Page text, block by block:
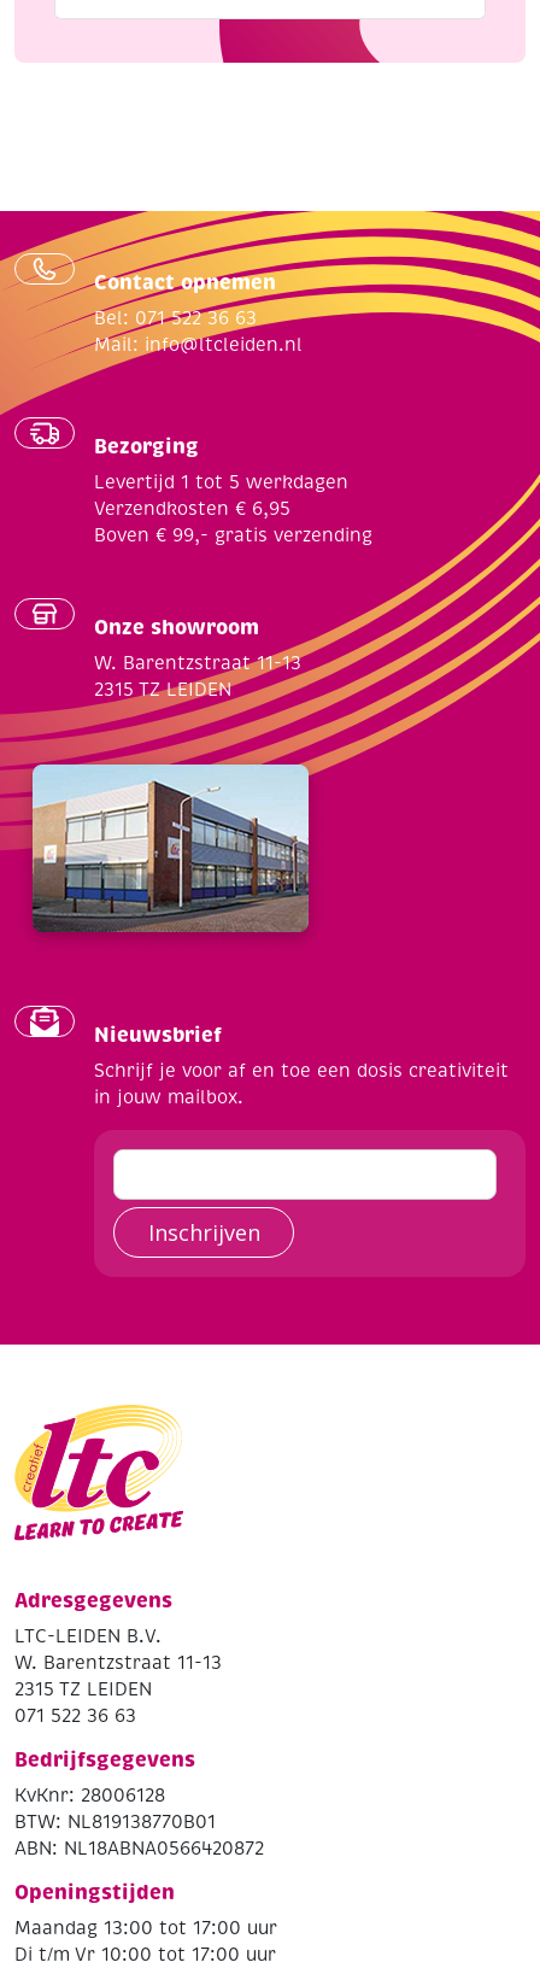
Contact opnemen
Bel: 071 522 36 63
Mail: info@ltcleiden.nl
Bezorging
Levertijd 1 tot 5 werkdagen
Verzendkosten € 6,95
Boven € 99,- gratis verzending
Onze showroom
W. Barentzstraat 11-13
2315 TZ LEIDEN
Nieuwsbrief
Schrijf je voor af en toe een dosis creativiteit
in jouw mailbox.
Inschrijven
Adresgegevens
LTC-LEIDEN B.V.
W. Barentzstraat 11-13
2315 TZ LEIDEN
071 522 36 63
Bedrijfsgegevens
KvKnr: 28006128
BTW: NL819138770B01
ABN: NL18ABNA0566420872
Openingstijden
Maandag 13:00 tot 17:00 uur
Di t/m Vr 10:00 tot 17:00 uur